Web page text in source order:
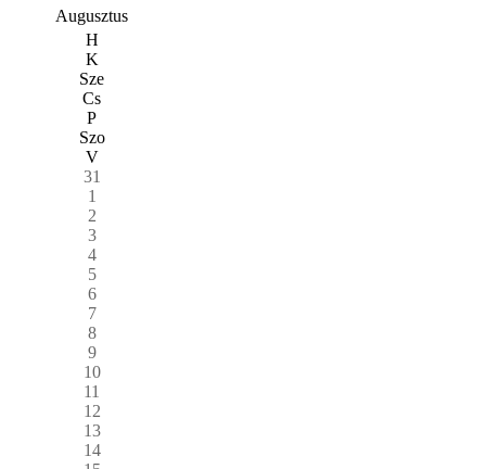
Augusztus
H
K
Sze
Cs
P
Szo
V
31
1
2
3
4
5
6
7
8
9
10
11
12
13
14